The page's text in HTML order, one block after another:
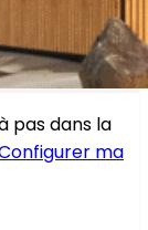
pas dans la
ma